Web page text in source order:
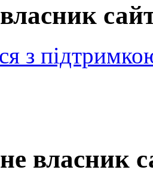
з
власник